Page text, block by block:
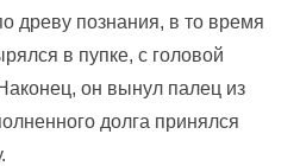
древу познания, в то время
в пупке, с головой
он вынул палец из
долга принялся